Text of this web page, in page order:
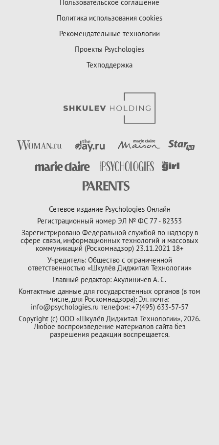
Пользовательское соглашение
Политика использования cookies
Рекомендательные технологии
Проекты Psychologies
Техподдержка
Сетевое издание Psychologies Онлайн
Регистрационный номер ЭЛ № ФС 77 - 82353
Зарегистрировано Федеральной службой по надзору в
сфере связи, информационных технологий и массовых
коммуникаций (Роскомнадзор) 23.11.2021 18+
Учредитель: Общество с ограниченной
ответственностью «Шкулёв Диджитал Технологии»
Главный редактор: Акулиничев А. С.
Контактные данные для государственных органов (в том
числе, для Роскомнадзора): Эл. почта:
info@psychologies.ru телефон: +7(495) 633-57-57
Copyright (с) ООО «Шкулёв Диджитал Технологии», 2026.
Любое воспроизведение материалов сайта без
разрешения редакции воспрещается.